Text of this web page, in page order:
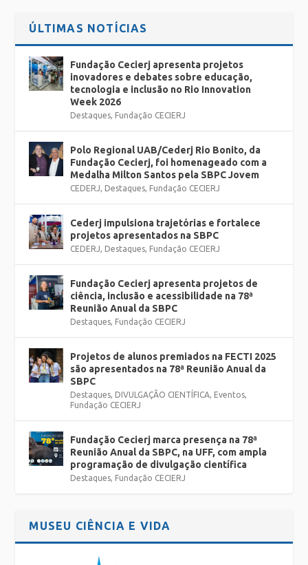
ÚLTIMAS NOTÍCIAS
Fundação Cecierj apresenta projetos
inovadores e debates sobre educação,
tecnologia e inclusão no Rio Innovation
Week 2026
Destaques Fundação CECIERJ
Polo Regional UAB/Cederj Rio Bonito, da
Fundação Cecierj, foi homenageado com a
Medalha Milton Santos pela SBPC Jovem
CEDERJ Destaques Fundação CECIERJ
Cederj impulsiona trajetórias e fortalece
projetos apresentados na SBPC
CEDERJ Destaques Fundação CECIERJ
Fundação Cecierj apresenta projetos de
ciência, inclusão e acessibilidade na 78ª
Reunião Anual da SBPC
Destaques Fundação CECIERJ
Projetos de alunos premiados na FECTI 2025
são apresentados na 78ª Reunião Anual da
SBPC
Destaques DIVULGAÇÃO CIENTÍFICA Eventos
Fundação CECIERJ
Fundação Cecierj marca presença na 78ª
Reunião Anual da SBPC, na UFF, com ampla
programação de divulgação científica
Destaques Fundação CECIERJ
MUSEU CIÊNCIA E VIDA